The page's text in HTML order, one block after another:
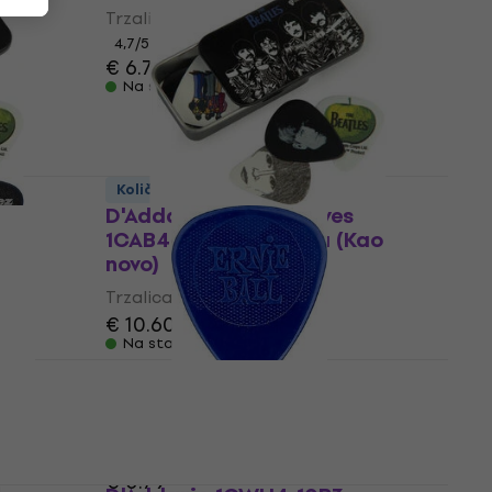
Trzalica
4,7/5
€ 6.79
Na stanju u skladištu
D'Addario Planet Waves
1CAB4-15BT3 Trzalica (Kao
novo)
Trzalica
€ 10.60
Na stanju u skladištu
Količinski popust
€ 0.79